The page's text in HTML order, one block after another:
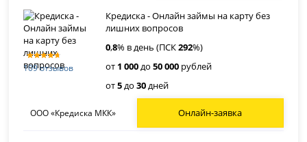
109 отзывов
Кредиска - Онлайн займы на карту без
лишних вопросов
0,8% в день (ПСК292%)
от 1 000до50 000 рублей
от5до30дней
ООО «Кредиска МКК» Онлайн-заявка